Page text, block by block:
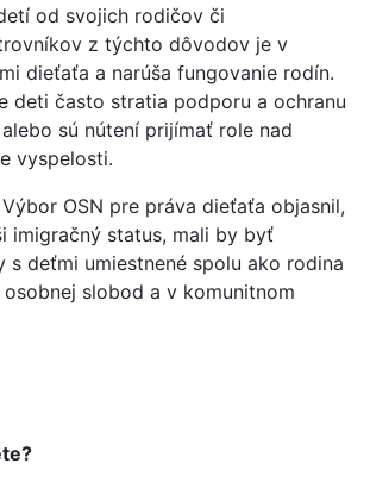
od svojich rodičov či
z týchto dôvodov je v
dieťaťa a narúša fungovanie rodín.
deti často stratia podporu a ochranu
sú nútení prijímať role nad
vyspelosti.
OSN pre práva dieťaťa objasnil,
imigračný status, mali by byť
s deťmi umiestnené spolu ako rodina
slobod a v komunitnom